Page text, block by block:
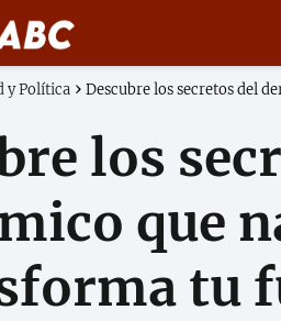
y Política
Descubre los secretos del
los
que
tu